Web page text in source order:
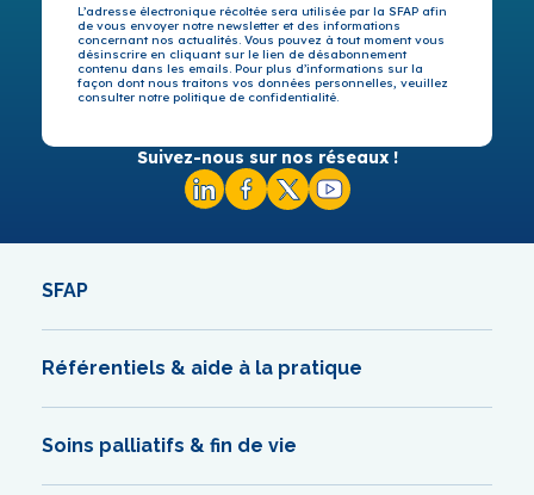
L’adresse électronique récoltée sera utilisée par la SFAP afin
de vous envoyer notre newsletter et des informations
concernant nos actualités. Vous pouvez à tout moment vous
désinscrire en cliquant sur le lien de désabonnement
contenu dans les emails. Pour plus d’informations sur la
façon dont nous traitons vos données personnelles, veuillez
consulter notre politique de confidentialité.
Suivez-nous sur nos réseaux !
SFAP
Référentiels & aide à la pratique
Soins palliatifs & fin de vie